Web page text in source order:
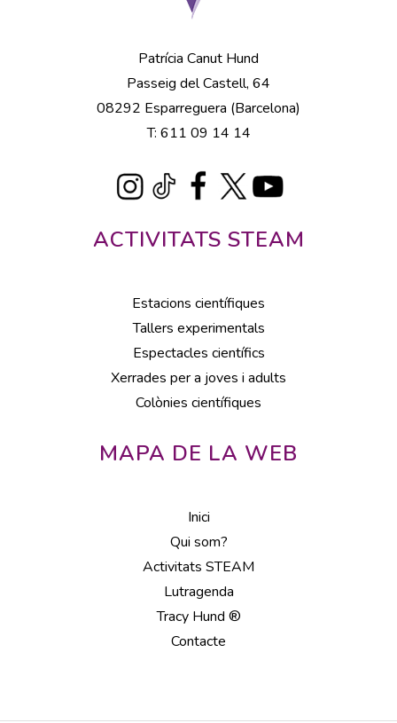
Patrícia Canut Hund
Passeig del Castell, 64
08292 Esparreguera (Barcelona)
T: 611 09 14 14
ACTIVITATS STEAM
Estacions científiques
Tallers experimentals
Espectacles científics
Xerrades per a joves i adults
Colònies científiques
MAPA DE LA WEB
Inici
Qui som?
Activitats STEAM
Lutragenda
Tracy Hund ®
Contacte